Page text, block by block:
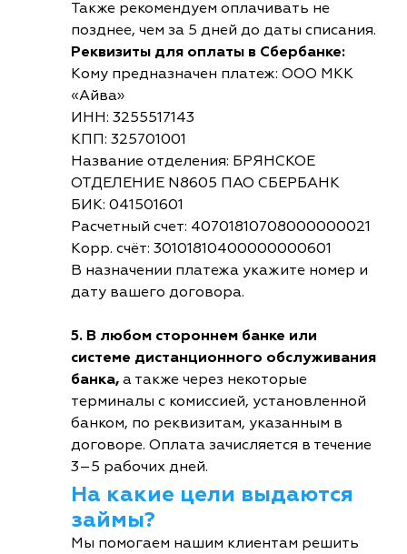
Также рекомендуем оплачивать не
позднее, чем за 5 дней до даты списания.
Реквизиты для оплаты в Сбербанке:
Кому предназначен платеж: ООО МКК
«Айва»
ИНН: 3255517143
КПП: 325701001
Название отделения: БРЯНСКОЕ
ОТДЕЛЕНИЕ N8605 ПАО СБЕРБАНК
БИК: 041501601
Расчетный счет: 40701810708000000021
Корр. счёт: 30101810400000000601
В назначении платежа укажите номер и
дату вашего договора.
5. В любом стороннем банке или
системе дистанционного обслуживания
банка, а также через некоторые
терминалы с комиссией, установленной
банком, по реквизитам, указанным в
договоре. Оплата зачисляется в течение
3–5 рабочих дней.
На какие цели выдаются
займы?
Мы помогаем нашим клиентам решить